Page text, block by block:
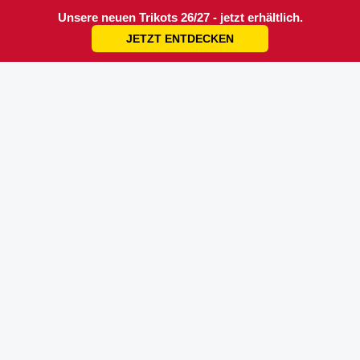
Unsere neuen Trikots 26/27 - jetzt erhältlich.
JETZT ENTDECKEN